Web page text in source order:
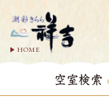
HOME
空室検索